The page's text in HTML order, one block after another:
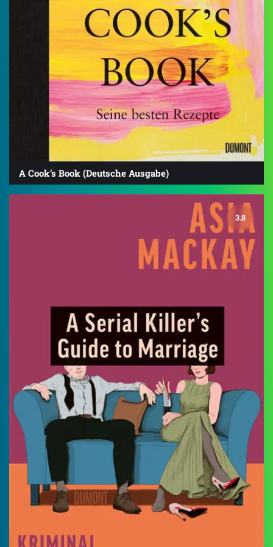
A Cook’s Book (Deutsche Ausgabe)
3.8